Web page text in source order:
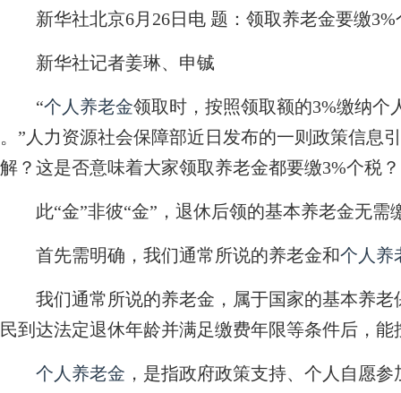
新华社北京6月26日电 题：领取养老金要缴
新华社记者姜琳、申铖
“个人养老金领取时，按照领取额的3%缴纳个
。”人力资源社会保障部近日发布的一则政策信息
解？这是否意味着大家领取养老金都要缴3%个税？
此“金”非彼“金”，退休后领的基本养老金无需
首先需明确，我们通常所说的养老金和个人养
我们通常所说的养老金，属于国家的基本养老
民到达法定退休年龄并满足缴费年限等条件后，
个人养老金 ，是指政府政策支持、个人自愿